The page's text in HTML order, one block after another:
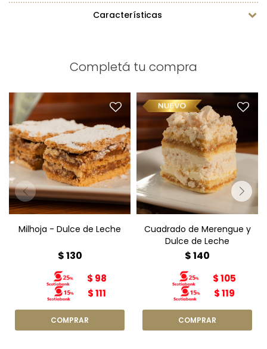
Características
Completá tu compra
Milhoja x1
Milhoja - Dulce de Leche
$130
$ 98
$111
Cuadrado de Merengue y
Dulce de Leche x1
Cuadrado de Merengue y
Dulce de Leche
$140
$105
$119